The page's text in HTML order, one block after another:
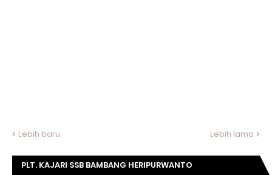
Lebih baru Lebih lama
PLT. KAJARI SSB BAMBANG HERIPURWANTO